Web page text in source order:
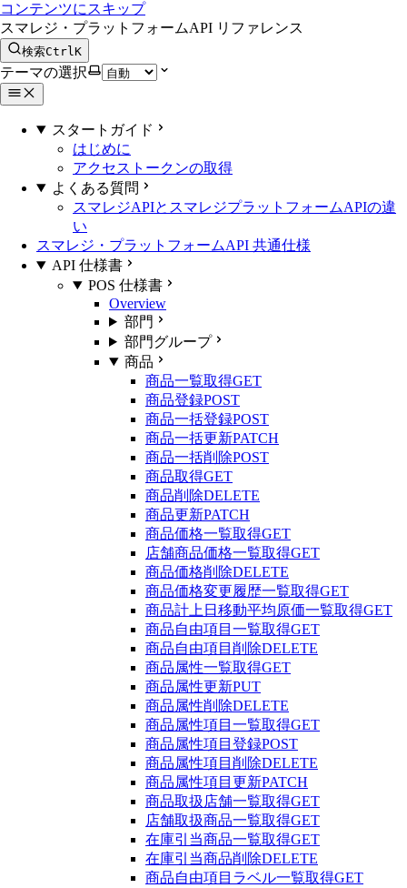
コンテンツにスキップ
スマレジ・プラットフォームAPI リファレンス
検索CtrlK
テーマの選択
スタートガイド
はじめに
アクセストークンの取得
よくある質問
スマレジAPIとスマレジプラットフォームAPIの違
い
スマレジ・プラットフォームAPI 共通仕様
API 仕様書
POS 仕様書
Overview
部門
部門グループ
商品
商品一覧取得GET
商品登録POST
商品一括登録POST
商品一括更新PATCH
商品一括削除POST
商品取得GET
商品削除DELETE
商品更新PATCH
商品価格一覧取得GET
店舗商品価格一覧取得GET
商品価格削除DELETE
商品価格変更履歴一覧取得GET
商品計上日移動平均原価一覧取得GET
商品自由項目一覧取得GET
商品自由項目削除DELETE
商品属性一覧取得GET
商品属性更新PUT
商品属性削除DELETE
商品属性項目一覧取得GET
商品属性項目登録POST
商品属性項目削除DELETE
商品属性項目更新PATCH
商品取扱店舗一覧取得GET
店舗取扱商品一覧取得GET
在庫引当商品一覧取得GET
在庫引当商品削除DELETE
商品自由項目ラベル一覧取得GET